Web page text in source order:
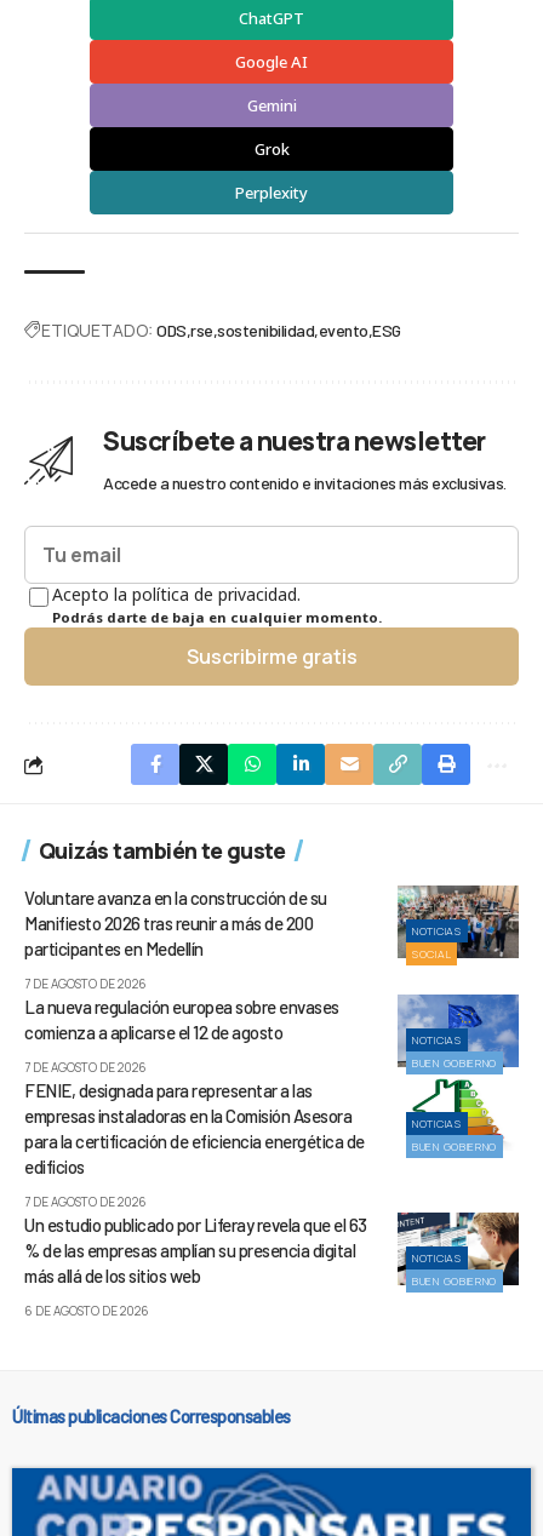
ChatGPT
Google AI
Gemini
Grok
Perplexity
ETIQUETADO: ODS rse sostenibilidad evento ESG
Suscríbete a nuestra newsletter
Accede a nuestro contenido e invitaciones más exclusivas.
Acepto la política de privacidad.
Podrás darte de baja en cualquier momento.
Suscribirme gratis
Quizás también te guste
NOTICIAS
SOCIAL
Voluntare avanza en la construcción de su
Manifiesto 2026 tras reunir a más de 200
participantes en Medellín
7 DE AGOSTO DE 2026
NOTICIAS
BUEN GOBIERNO
La nueva regulación europea sobre envases
comienza a aplicarse el 12 de agosto
7 DE AGOSTO DE 2026
NOTICIAS
BUEN GOBIERNO
FENIE, designada para representar a las
empresas instaladoras en la Comisión Asesora
para la certificación de eficiencia energética de
edificios
7 DE AGOSTO DE 2026
NOTICIAS
BUEN GOBIERNO
Un estudio publicado por Liferay revela que el 63
% de las empresas amplían su presencia digital
más allá de los sitios web
6 DE AGOSTO DE 2026
Últimas publicaciones Corresponsables